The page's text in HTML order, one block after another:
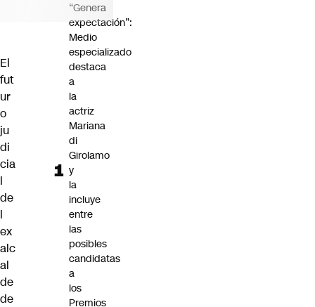
El
fut
ur
o
ju
di
cia
l
de
l
ex
alc
al
de
de
“Genera
expectación”:
Medio
especializado
destaca
a
la
actriz
Mariana
di
Girolamo
y
la
incluye
entre
las
posibles
candidatas
a
los
Premios